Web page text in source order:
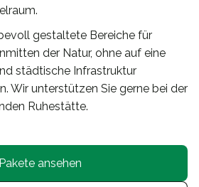
gestaltete Bereiche für
der Natur, ohne auf eine
städtische Infrastruktur
Wir unterstützen Sie gerne bei der
Ruhestätte.
Pakete ansehen